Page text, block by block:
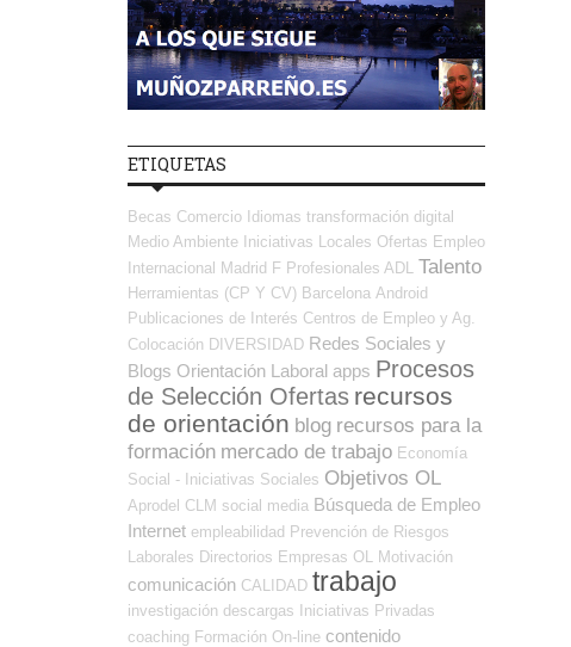
ETIQUETAS
Becas Comercio Idiomas transformación digital
Medio Ambiente Iniciativas Locales Ofertas Empleo
Internacional
Madrid F Profesionales ADL Talento
Herramientas (CP Y CV) Barcelona Android
Publicaciones de Interés Centros de Empleo y Ag.
Colocación DIVERSIDAD Redes Sociales y
Blogs Orientación Laboral apps Procesos
de Selección Ofertas recursos
de orientación blog recursos para la
formación mercado de trabajo Economía
Social - Iniciativas Sociales Objetivos OL
Aprodel CLM social media Búsqueda de Empleo
Internet empleabilidad Prevención de Riesgos
Laborales Directorios Empresas OL Motivación
comunicación CALIDAD trabajo
investigación descargas
Iniciativas Privadas
coaching Formación On-line contenido